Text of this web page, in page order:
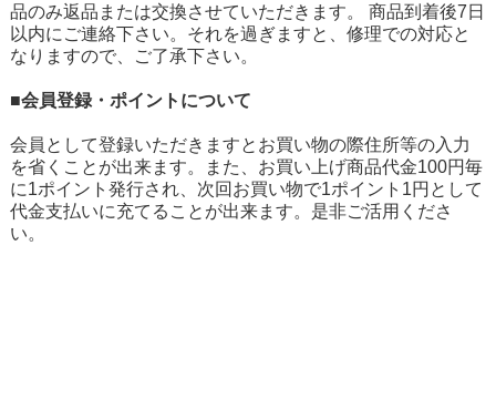
品のみ返品または交換させていただきます。 商品到着後7日
以内にご連絡下さい。それを過ぎますと、修理での対応と
なりますので、ご了承下さい。
■会員登録・ポイントについて
会員として登録いただきますとお買い物の際住所等の入力
を省くことが出来ます。また、お買い上げ商品代金100円毎
に1ポイント発行され、次回お買い物で1ポイント1円として
代金支払いに充てることが出来ます。是非ご活用くださ
い。